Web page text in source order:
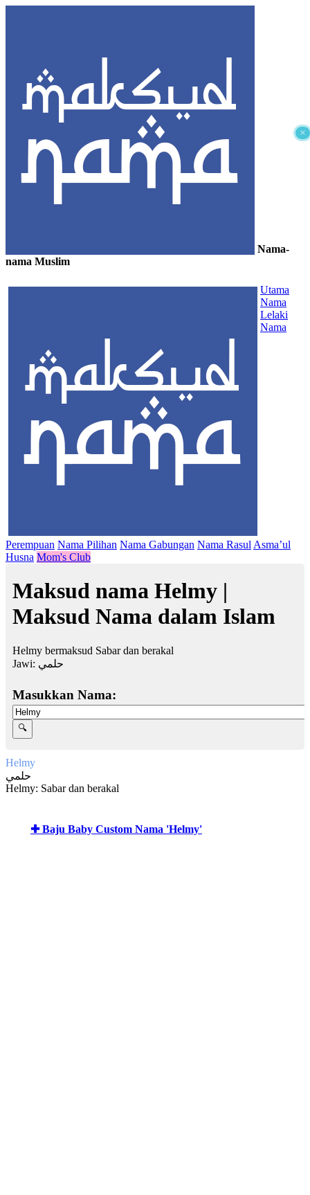
×
Nama-
nama Muslim
Utama
Nama
Lelaki
Nama
Perempuan Nama Pilihan Nama Gabungan Nama Rasul Asma’ul
Husna Mom's Club
Maksud nama Helmy |
Maksud Nama dalam Islam
Helmy bermaksud Sabar dan berakal
Jawi: حلمي
Masukkan Nama:
Helmy
حلمي
Helmy: Sabar dan berakal
✚ Baju Baby Custom Nama 'Helmy'